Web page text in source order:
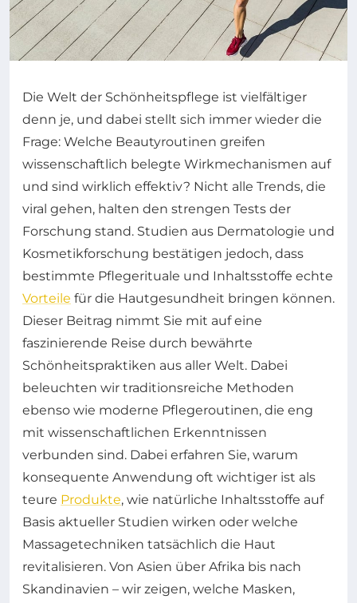
Die Welt der Schönheitspflege ist vielfältiger
denn je, und dabei stellt sich immer wieder die
Frage: Welche Beautyroutinen greifen
wissenschaftlich belegte Wirkmechanismen auf
und sind wirklich effektiv? Nicht alle Trends, die
viral gehen, halten den strengen Tests der
Forschung stand. Studien aus Dermatologie und
Kosmetikforschung bestätigen jedoch, dass
bestimmte Pflegerituale und Inhaltsstoffe echte
Vorteile für die Hautgesundheit bringen können.
Dieser Beitrag nimmt Sie mit auf eine
faszinierende Reise durch bewährte
Schönheitspraktiken aus aller Welt. Dabei
beleuchten wir traditionsreiche Methoden
ebenso wie moderne Pflegeroutinen, die eng
mit wissenschaftlichen Erkenntnissen
verbunden sind. Dabei erfahren Sie, warum
konsequente Anwendung oft wichtiger ist als
teure Produkte, wie natürliche Inhaltsstoffe auf
Basis aktueller Studien wirken oder welche
Massagetechniken tatsächlich die Haut
revitalisieren. Von Asien über Afrika bis nach
Skandinavien – wir zeigen, welche Masken,